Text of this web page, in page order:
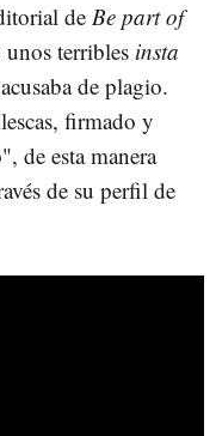
de Be part of
terribles insta
de plagio.
firmado y
de esta manera
de su perfil de